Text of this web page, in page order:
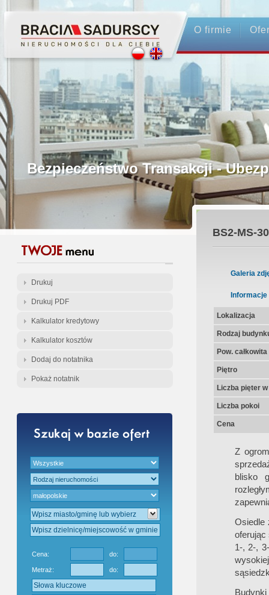
O firmie
Profesjonalne Pośrednictwo
Bezpieczeństwo Transakcji -
Licencjonowani Pośrednicy
Gwarancja Zwrotu Zadatku
Gratis - Przedwstępna Umowa
Drukuj
Drukuj PDF
Kalkulator kredytowy
Kalkulator kosztów
Dodaj do notatnika
Pokaż notatnik
Cena: do:
Metraż: do:
BS2-MS-
Galeria
Informacje
Lokalizacja
Rodzaj
Pow.
Piętro
Liczba pięter
Liczba pokoi
Cena
Z
blisko
Osiedle
oferując
1-, 2-,